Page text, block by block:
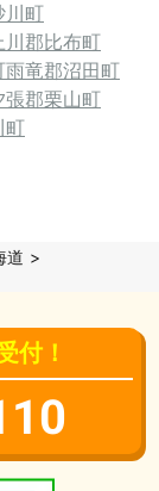
川町
川郡比布町
雨竜郡沼田町
張郡栗山町
町
道
付！